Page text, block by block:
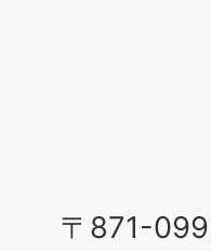
〒871-